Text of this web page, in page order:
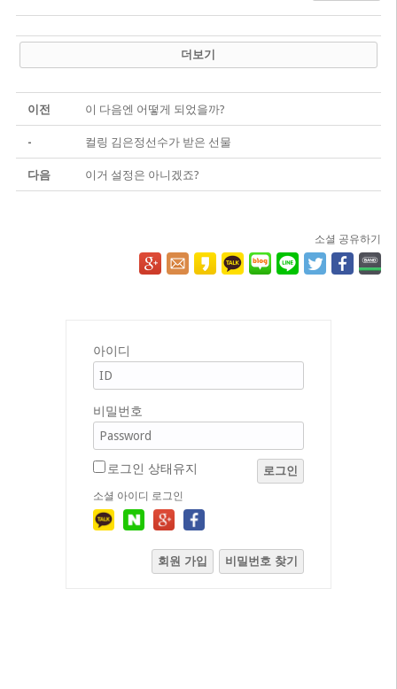
더보기
이전 이 다음엔 어떻게 되었을까?
- 컬링 김은정선수가 받은 선물
다음 이거 설정은 아니겠죠?
소셜 공유하기
아이디
비밀번호
로그인 상태유지 로그인
소셜 아이디 로그인
회원 가입 비밀번호 찾기